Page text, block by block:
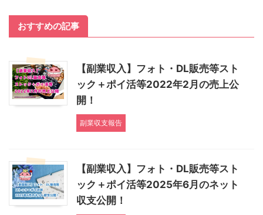
おすすめの記事
【副業収入】フォト・DL販売等スト
ック＋ポイ活等2022年2月の売上公
開！
副業収支報告
【副業収入】フォト・DL販売等スト
ック＋ポイ活等2025年6月のネット
収支公開！